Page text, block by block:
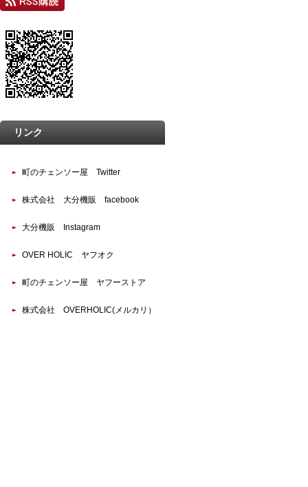
リンク
町のチェンソー屋 Twitter
株式会社 大分機販 facebook
大分機販 Instagram
OVER HOLIC ヤフオク
町のチェンソー屋 ヤフーストア
株式会社 OVERHOLIC(メルカリ）